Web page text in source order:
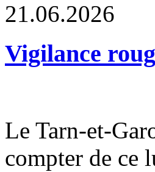
21.06.2026
Vigilance
Le Tarn-et-
compter de ce